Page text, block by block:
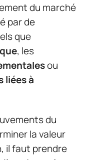
du marché
par de
que
, les
ou
liées à
du
la valeur
il faut prendre